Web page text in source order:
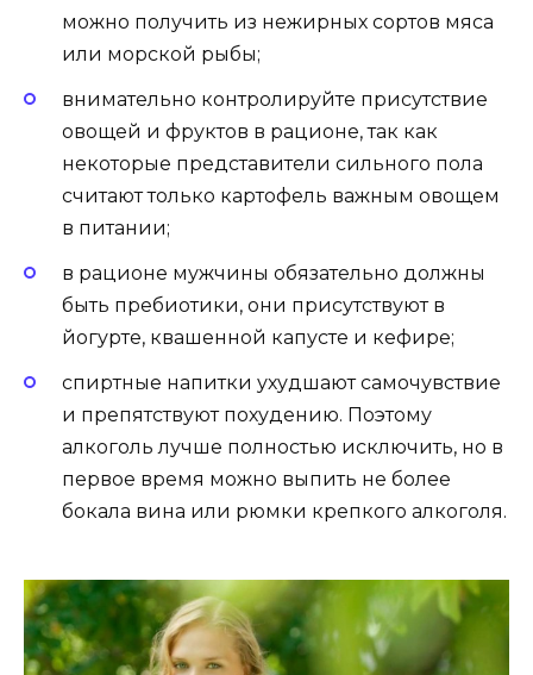
можно получить из нежирных сортов мяса
или морской рыбы;
внимательно контролируйте присутствие
овощей и фруктов в рационе, так как
некоторые представители сильного пола
считают только картофель важным овощем
в питании;
в рационе мужчины обязательно должны
быть пребиотики, они присутствуют в
йогурте, квашенной капусте и кефире;
спиртные напитки ухудшают самочувствие
и препятствуют похудению. Поэтому
алкоголь лучше полностью исключить, но в
первое время можно выпить не более
бокала вина или рюмки крепкого алкоголя.